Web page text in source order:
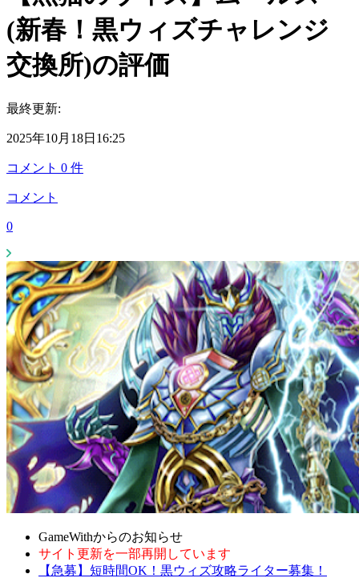
(新春！黒ウィズチャレンジ
交換所)の評価
最終更新:
2025年10月18日16:25
コメント 0 件
コメント
0
GameWithからのお知らせ
サイト更新を一部再開しています
【急募】短時間OK！黒ウィズ攻略ライター募集！